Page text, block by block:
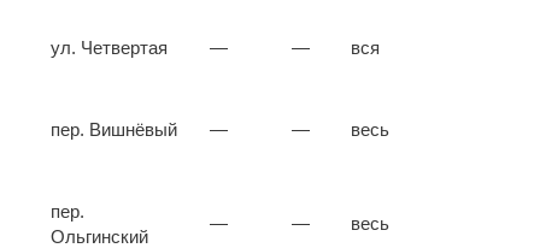
ул. Четвертая — — вся
пер. Вишнёвый — — весь
пер.
Ольгинский
— — весь